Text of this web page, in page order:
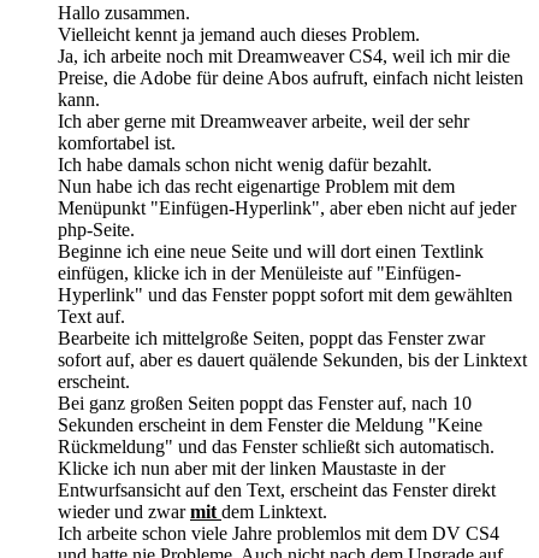
Hallo zusammen.
Vielleicht kennt ja jemand auch dieses Problem.
Ja, ich arbeite noch mit Dreamweaver CS4, weil ich mir die
Preise, die Adobe für deine Abos aufruft, einfach nicht leisten
kann.
Ich aber gerne mit Dreamweaver arbeite, weil der sehr
komfortabel ist.
Ich habe damals schon nicht wenig dafür bezahlt.
Nun habe ich das recht eigenartige Problem mit dem
Menüpunkt "Einfügen-Hyperlink", aber eben nicht auf jeder
php-Seite.
Beginne ich eine neue Seite und will dort einen Textlink
einfügen, klicke ich in der Menüleiste auf "Einfügen-
Hyperlink" und das Fenster poppt sofort mit dem gewählten
Text auf.
Bearbeite ich mittelgroße Seiten, poppt das Fenster zwar
sofort auf, aber es dauert quälende Sekunden, bis der Linktext
erscheint.
Bei ganz großen Seiten poppt das Fenster auf, nach 10
Sekunden erscheint in dem Fenster die Meldung "Keine
Rückmeldung" und das Fenster schließt sich automatisch.
Klicke ich nun aber mit der linken Maustaste in der
Entwurfsansicht auf den Text, erscheint das Fenster direkt
wieder und zwarmit dem Linktext.
Ich arbeite schon viele Jahre problemlos mit dem DV CS4